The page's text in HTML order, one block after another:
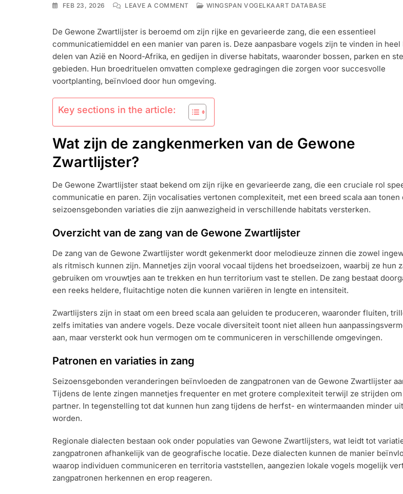
FEB 23, 2026 LEAVE A COMMENTON
ZANGKENMERKEN,
HABITAT,
BROEDEN
WINGSPAN VOGELKAART DATABASE
De Gewone Zwartlijster is beroemd om zijn rijke en gevarieerde zang, die een essentieel
communicatiemiddel en een manier van paren is. Deze aanpasbare vogels zijn te vinden in heel
delen van Azië en Noord-Afrika, en gedijen in diverse habitats, waaronder bossen, parken en
gebieden. Hun broedrituelen omvatten complexe gedragingen die zorgen voor succesvolle
voortplanting, beïnvloed door hun omgeving.
Key sections in the article:
Wat zijn de zangkenmerken van de Gewone
Zwartlijster?
De Gewone Zwartlijster staat bekend om zijn rijke en gevarieerde zang, die een cruciale rol
communicatie en paren. Zijn vocalisaties vertonen complexiteit, met een breed scala aan tonen
seizoensgebonden variaties die zijn aanwezigheid in verschillende habitats versterken.
Overzicht van de zang van de Gewone Zwartlijster
De zang van de Gewone Zwartlijster wordt gekenmerkt door melodieuze zinnen die zowel
als ritmisch kunnen zijn. Mannetjes zijn vooral vocaal tijdens het broedseizoen, waarbij ze hun
gebruiken om vrouwtjes aan te trekken en hun territorium vast te stellen. De zang bestaat
een reeks heldere, fluitachtige noten die kunnen variëren in lengte en intensiteit.
Zwartlijsters zijn in staat om een breed scala aan geluiden te produceren, waaronder fluiten,
zelfs imitaties van andere vogels. Deze vocale diversiteit toont niet alleen hun
aan, maar versterkt ook hun vermogen om te communiceren in verschillende omgevingen.
Patronen en variaties in zang
Seizoensgebonden veranderingen beïnvloeden de zangpatronen van de Gewone Zwartlijster
Tijdens de lente zingen mannetjes frequenter en met grotere complexiteit terwijl ze strijden om
partner. In tegenstelling tot dat kunnen hun zang tijdens de herfst- en wintermaanden minder
worden.
Regionale dialecten bestaan ook onder populaties van Gewone Zwartlijsters, wat leidt tot
zangpatronen afhankelijk van de geografische locatie. Deze dialecten kunnen de manier
waarop individuen communiceren en territoria vaststellen, aangezien lokale vogels mogelijk
zangpatronen herkennen en erop reageren.